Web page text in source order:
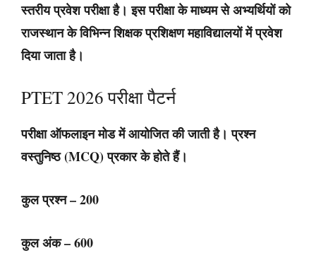
स्तरीय प्रवेश परीक्षा है। इस परीक्षा के माध्यम से अभ्यर्थियों को
राजस्थान के विभिन्न शिक्षक प्रशिक्षण महाविद्यालयों में प्रवेश
दिया जाता है।
PTET 2026 परीक्षा पैटर्न
परीक्षा ऑफलाइन मोड में आयोजित की जाती है। प्रश्न
वस्तुनिष्ठ (MCQ) प्रकार के होते हैं।
कुल प्रश्न – 200
कुल अंक – 600